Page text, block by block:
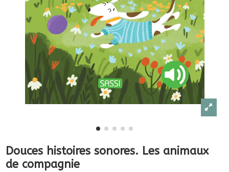
Douces histoires sonores. Les animaux
de compagnie